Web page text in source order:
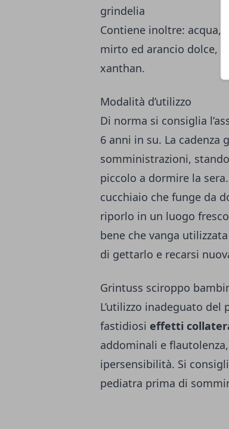
grindelia
Contiene inoltre: acqua,
mirto ed arancio dolce,
xanthan.
Modalità d’utilizzo
Di norma si consiglia
6 anni in su. La cadenza
somministrazioni,
piccolo a dormire la
cucchiaio che funge da
riporlo in un luogo
bene che vanga
di gettarlo e recarsi
Grintuss sciroppo
L’utilizzo inadeguato
fastidiosi effetti
addominali e
ipersensibilità. Si
pediatra prima di